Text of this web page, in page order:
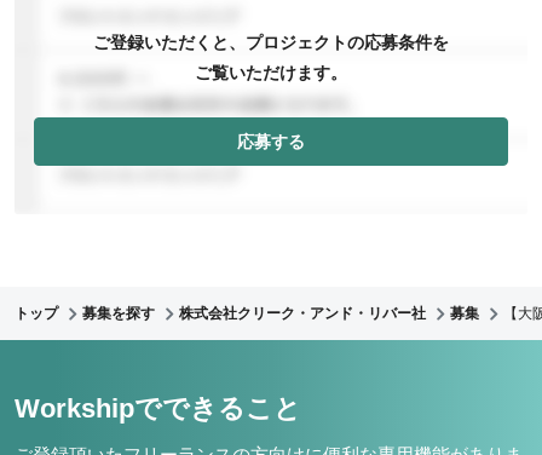
ご登録いただくと、プロジェクトの応募条件を
ご覧いただけます。
応募する
トップ 募集を探す 株式会社クリーク・アンド・リバー社 募集 【
Workshipでできること